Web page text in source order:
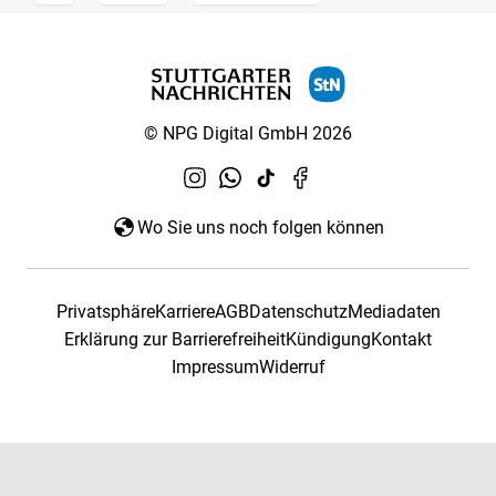
© NPG Digital GmbH 2026
Wo Sie uns noch folgen können
PrivatsphäreKarriereAGBDatenschutzMediadaten
Erklärung zur BarrierefreiheitKündigungKontakt
ImpressumWiderruf